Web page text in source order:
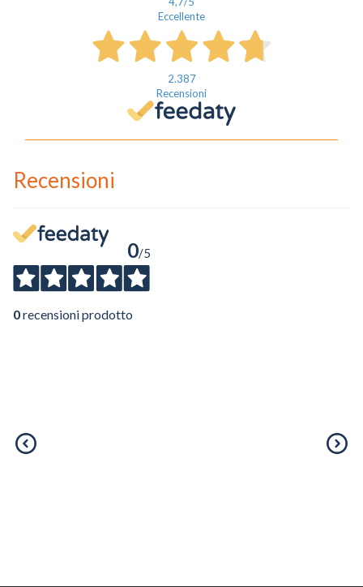
Eccellente
2.387
Recensioni
Recensioni
0/5
0recensioni prodotto